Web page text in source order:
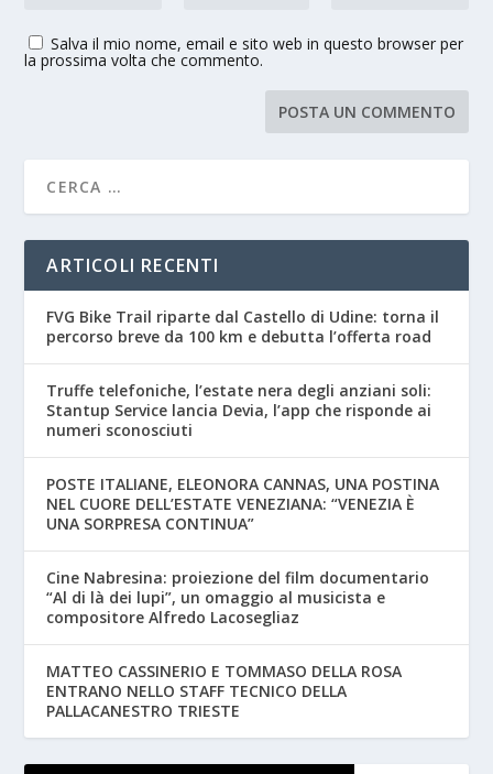
Salva il mio nome, email e sito web in questo browser per
la prossima volta che commento.
ARTICOLI RECENTI
FVG Bike Trail riparte dal Castello di Udine: torna il
percorso breve da 100 km e debutta l’offerta road
Truffe telefoniche, l’estate nera degli anziani soli:
Stantup Service lancia Devia, l’app che risponde ai
numeri sconosciuti
POSTE ITALIANE, ELEONORA CANNAS, UNA POSTINA
NEL CUORE DELL’ESTATE VENEZIANA: “VENEZIA È
UNA SORPRESA CONTINUA”
Cine Nabresina: proiezione del film documentario
“Al di là dei lupi”, un omaggio al musicista e
compositore Alfredo Lacosegliaz
MATTEO CASSINERIO E TOMMASO DELLA ROSA
ENTRANO NELLO STAFF TECNICO DELLA
PALLACANESTRO TRIESTE